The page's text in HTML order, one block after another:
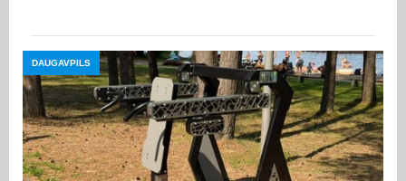
DAUGAVPILS